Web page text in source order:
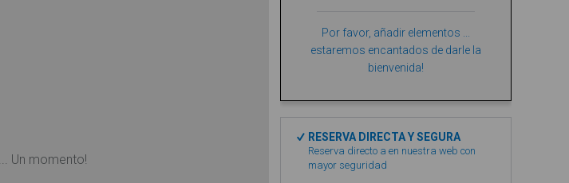
Un momento!
Por favor, añadir elementos ...
estaremos encantados de darle la
bienvenida!
RESERVA DIRECTA Y SEGURA
Reserva directo a en nuestra web con
mayor seguridad